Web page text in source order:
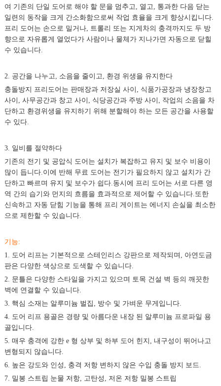
여 기존의 단일 도어로 해야 할 문을 멈추고, 열고, 통과한 다음 닫는
일련의 동작을 크게 간소화함으로써 작업 효율을 크게 향상시킵니다.
프리 도어는 손으로 밀거나, 트롤리 또는 지게차의 충격까지도 두 방
향으로 자유롭게 열었다가 사람이나 물체가 지나가면 자동으로 닫힐
수 있습니다.
2. 공간을 나누고, 소음을 줄이고, 환경 위생을 유지한다
충돌방지 프리도어는 판매장과 저장실 사이, 식품가공장과 냉장창고
사이, 사무공간과 창고 사이, 식당공간과 주방 사이, 작업의 소음을 차
단하고 환경위생을 유지하기 위해 분할해야 하는 모든 공간을 사용할
수 있다.
3. 일비를 절약하다
기존의 전기 및 공압식 도어는 설치가 복잡하고 유지 및 보수 비용이
많이 듭니다.이에 반해 무료 도어는 전기가 필요하지 않고 설치가 간
단하고 빠르며 유지 및 보수가 쉽다.동시에 프리 도어는 서로 다른 영
역 간의 습기와 먼지의 흐름을 효과적으로 제어할 수 있습니다.또한
신속하고 자동 닫힘 기능을 통해 프리 게이트는 에너지 손실을 최소한
으로 제한할 수 있습니다.
기능:
1. 도어 리프는 기본적으로 스테인리스 강판으로 제작되며, 아연도금
판은 다양한 색상으로 도색할 수 있습니다.
2. 문틀은 다양한 스타일을 가지고 있으며 토목 건설 벽 등의 깨끗한
벽에 연결할 수 있습니다.
3. 핵심 소재는 알루미늄 벌집, 방수 및 가벼운 무게입니다.
4. 도어 리프 용골은 경량 및 아름다운 내장 된 알루미늄 프로파일 용
골입니다.
5. 매우 충격에 강한 e 형 상부 및 하부 도어 힌지, 내구성이 뛰어나고
변형되지 않습니다.
6. 높은 강도와 인성, 충격 저항 변하지 않은 수입 충돌 방지 보드.
7. 밀봉 스트립 눈물 저항, 고탄성, 저온 저항 밀봉 스트립